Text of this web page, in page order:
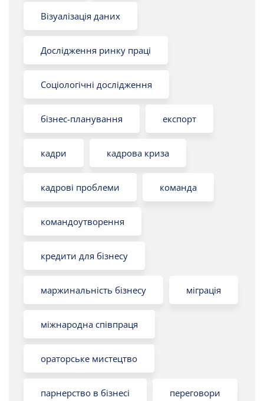
Візуалізація даних
Дослідження ринку праці
Соціологічні дослідження
бізнес-планування експорт
кадри кадрова криза
кадрові проблеми команда
командоутворення
кредити для бізнесу
маржинальність бізнесу міграція
міжнародна співпраця
ораторське мистецтво
парнерство в бізнесі переговори